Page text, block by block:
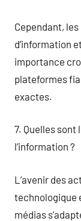
Cependant,
d’information
importance
plateformes
exactes.
7. Quelles
l’information ?
L’avenir des
technologique
médias